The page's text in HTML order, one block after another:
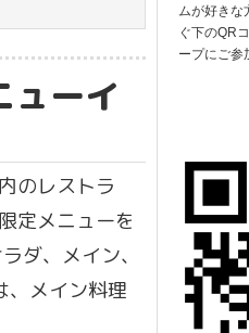
ーイ
のレストラ
定メニューを
ダ、メイン、
、メイン料理
ムが好きな
ぐ下のQR
ープにご参